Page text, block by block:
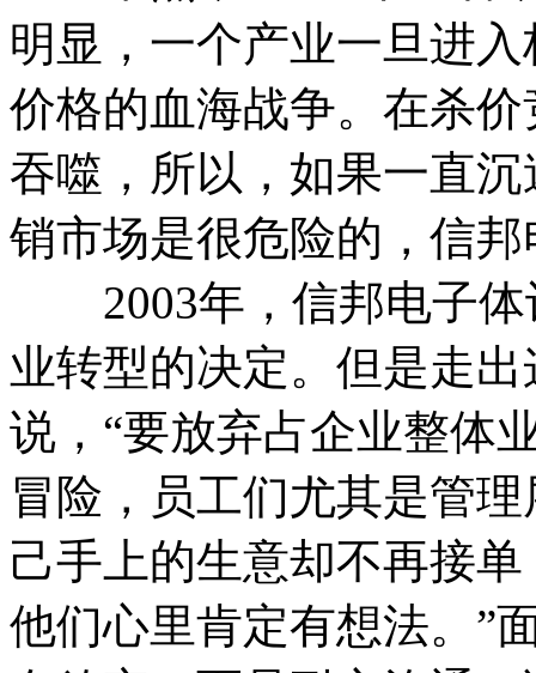
明显，一个产业一旦进
价格的血海战争。在杀
吞噬，所以，如果一直
销市场是很危险的，信
2003年，信邦电子体
业转型的决定。但是走
说，“要放弃占企业整体
冒险，员工们尤其是管
己手上的生意却不再接
他们心里肯定有想法。”